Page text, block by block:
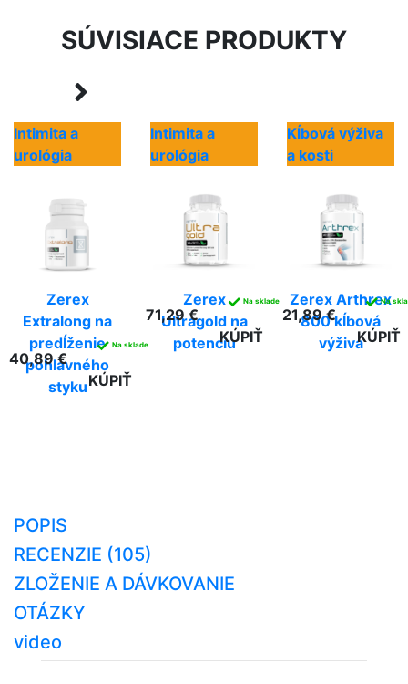
SÚVISIACE PRODUKTY
Intimita a
urológia
Zerex
Extralong na
predĺženie
pohlavného
styku
40,89 €
✓ Na sklade
KÚPIŤ
Intimita a
urológia
Zerex
Ultragold na
potenciu
71,29 €
✓ Na sklade
KÚPIŤ
Kĺbová výživa
a kosti
Zerex Arthrex
800 kĺbová
výživa
21,89 €
✓ Na
KÚPIŤ
POPIS
RECENZIE (105)
ZLOŽENIE A DÁVKOVANIE
OTÁZKY
video